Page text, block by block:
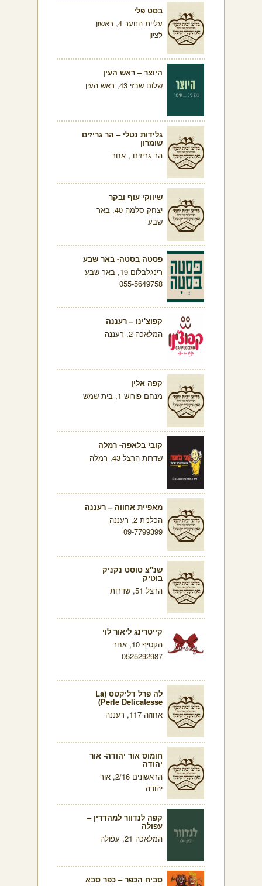
בסט פלי
עליית הנוער 4, ראשון
לציון
היוצר – ראש העין
שלום שבזי 43, ראש העין
גלידות נטלי – הר גריזים
שומרון
הר גריזים , אחר
שיווקי עוף ובקר
יצחק סלמה 40, באר
שבע
פסטה בסטה- באר שבע
רינגלבלום 19, באר שבע
055-5649758
קפוצ'ינו – רעננה
המלאכה 2, רעננה
קפה אלין
מנחם פורוש 1, בית שמש
קובי בלאפה- רמלה
שדרות הרצל 43, רמלה
מאפיית אחווה – רעננה
הכלנית 2, רעננה
09-7799399
שנ"צ טוסט נקניק
בוטיק
הרצל 51, שדרות
קייטרינג ליאור לוי
הקטיף 10, אחר
0525292987
לה פרל דליקטס (La
Perle Delicatesse)
אחוזה 117, רעננה
חומוס אור יהודה- אור
יהודה
הראשונים 2/16, אור
יהודה
קפה לנדוור למהדרין –
עפולה
המלאכה 21, עפולה
סביח הכפר – כפר סבא